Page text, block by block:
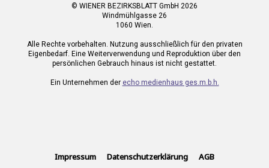
© WIENER BEZIRKSBLATT GmbH 2026
Windmühlgasse 26
1060 Wien.
Alle Rechte vorbehalten. Nutzung ausschließlich für den privaten
Eigenbedarf. Eine Weiterverwendung und Reproduktion über den
persönlichen Gebrauch hinaus ist nicht gestattet.
Ein Unternehmen der echo medienhaus ges.m.b.h.
Impressum Datenschutzerklärung AGB